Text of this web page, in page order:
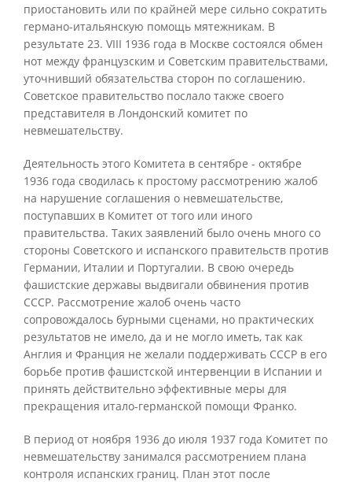
приостановить или по крайней мере сильно сократить
германо-итальянскую помощь мятежникам. В
результате 23. VIII 1936 года в Москве состоялся обмен
нот между французским и Советским правительствами,
уточнивший обязательства сторон по соглашению.
Советское правительство послало также своего
представителя в Лондонский комитет по
невмешательству.
Деятельность этого Комитета в сентябре - октябре
1936 года сводилась к простому рассмотрению жалоб
на нарушение соглашения о невмешательстве,
поступавших в Комитет от того или иного
правительства. Таких заявлений было очень много со
стороны Советского и испанского правительств против
Германии, Италии и Португалии. В свою очередь
фашистские державы выдвигали обвинения против
СССР. Рассмотрение жалоб очень часто
сопровождалось бурными сценами, но практических
результатов не имело, да и не могло иметь, так как
Англия и Франция не желали поддерживать СССР в его
борьбе против фашистской интервенции в Испании и
принять действительно эффективные меры для
прекращения итало-германской помощи Франко.
В период от ноября 1936 до июля 1937 года Комитет по
невмешательству занимался рассмотрением плана
контроля испанских границ. План этот после